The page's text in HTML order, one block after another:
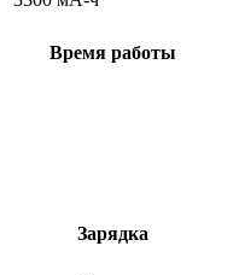
Время работы
Зарядка